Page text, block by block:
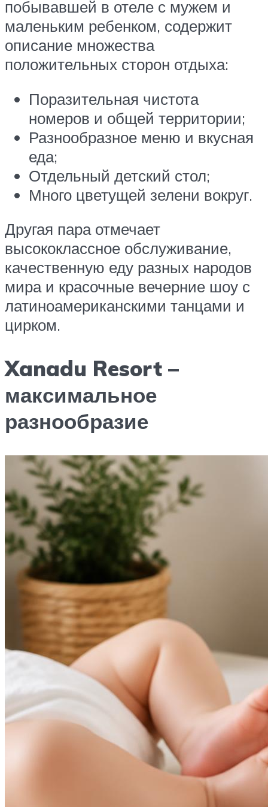
побывавшей в отеле с мужем и
маленьким ребенком, содержит
описание множества
положительных сторон отдыха:
Поразительная чистота
номеров и общей территории;
Разнообразное меню и вкусная
еда;
Отдельный детский стол;
Много цветущей зелени вокруг.
Другая пара отмечает
высококлассное обслуживание,
качественную еду разных народов
мира и красочные вечерние шоу с
латиноамериканскими танцами и
цирком.
Xanadu Resort –
максимальное
разнообразие